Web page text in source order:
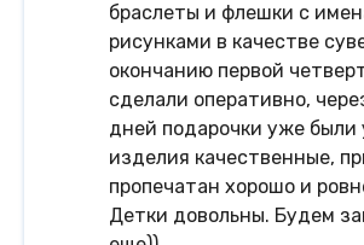
браслеты и флешки с
рисунками в качестве
окончанию первой
сделали оперативно,
дней подарочки уже были
изделия качественные,
пропечатан хорошо и
Детки довольны. Будем